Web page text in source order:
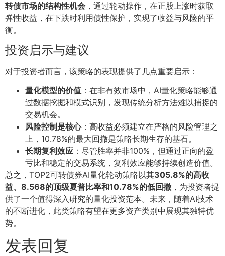
转债市场的结构性机会 ，通过轮动操作，在正股上涨时获取
弹性收益，在下跌时利用债性保护，实现了收益与风险的平
衡。
投资启示与建议
对于投资者而言，该策略的表现提供了几点重要启示：
量化模型的价值 ：在非有效市场中，AI量化策略能够通
过数据挖掘和模式识别，发现传统分析方法难以捕捉的
交易机会。
风险控制是核心：高收益必须建立在严格的风险管理之
上，10.78%的最大回撤是策略长期生存的基石。
长期复利效应 ：尽管胜率并非100%，但通过正向的盈
亏比和稳定的交易系统，复利效应能够持续创造价值。
总之，TOP2可转债券AI量化轮动策略以其305.8%的高收
益、8.568的顶级夏普比率和10.78%的低回撤 ，为投资者提
供了一个值得深入研究的量化投资范本。未来，随着AI技术
的不断进化，此类策略有望在更多资产类别中展现其独特优
势。
发表回复